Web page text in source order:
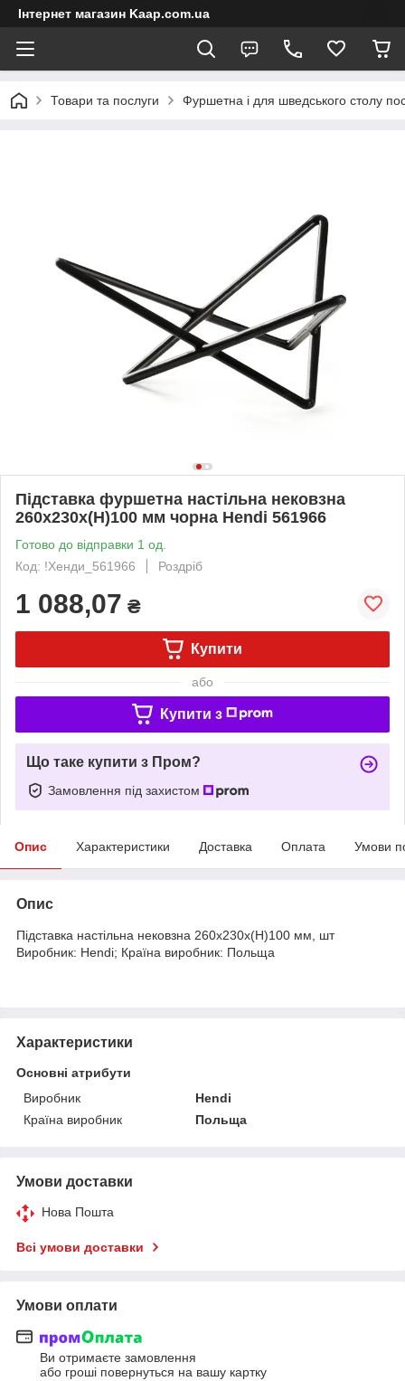
Інтернет магазин Kaap.com.ua
Товари та послуги Фуршетна і для шведського столу
Підставка фуршетна настільна нековзна
260x230x(H)100 мм чорна Hendi 561966
Готово до відправки 1 од.
Код: !Хенди_561966
Роздріб
1 088,07 ₴
Купити
або
Купити з
Що таке купити з Пром?
Замовлення під захистом
Опис Характеристики Доставка Оплата Умови
Опис
Підставка настільна нековзна 260x230x(H)100 мм, шт
Виробник: Hendi; Країна виробник: Польща
Характеристики
Основні атрибути
Виробник
Hendi
Країна виробник
Польща
Умови доставки
Нова Пошта
Всі умови доставки
Умови оплати
Ви отримаєте замовлення
або гроші повернуться на вашу картку